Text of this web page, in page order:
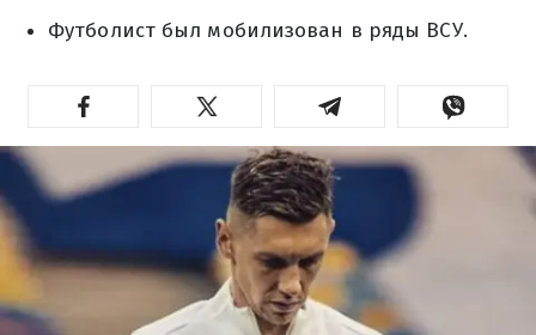
Футболист был мобилизован в ряды ВСУ.